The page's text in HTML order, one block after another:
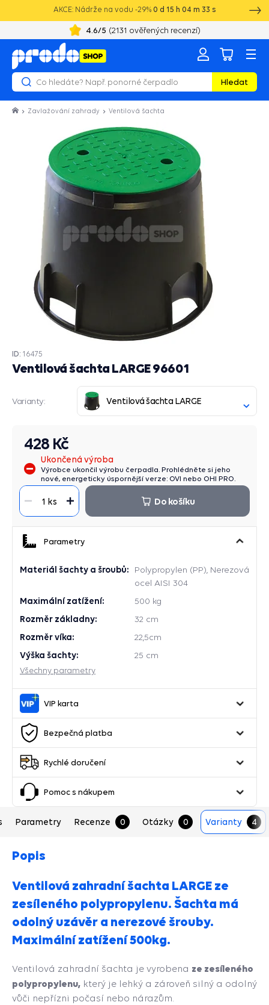
AKCE: Nádrže na vodu -29% 0 d 15 h 04 m 32 s
4.6/5 (2131 ověřených recenzí)
20 let zkušeností s vodotechnikou
Hledat
Zavlažování zahrady Ventilová šachta
Ventilová šachta LARGE 96601
ID: 16475
Varianty: Ventilová šachta LARGE
Ukončená výroba
Výrobce ukončil výrobu čerpadla. Prohlédněte si jeho
nové, energeticky úspornější verze: OVI nebo OHI PRO.
428 Kč
1 ks Do košíku
Parametry
Materiál šachty a šroubů:
Polypropylen (PP), Nerezová
ocel AISI 304
Maximální zatížení: 500 kg
Rozměr základny: 32 cm
Rozměr víka: 22,5cm
Výška šachty:
25 cm
Všechny parametry
VIP karta
Bezpečná platba
Rychlé doručení
Pomoc s nákupem
Parametry Recenze 0 Otázky 0 Varianty 4
Popis
Ventilová zahradní šachta LARGE ze
zesíleného polypropylenu. Šachta má
odolný uzávěr a nerezové šrouby.
Maximální zatížení 500kg.
Ventilová zahradní šachta je vyrobena ze zesíleného
polypropylenu, který je lehký a zároveň silný a odolný
vůči nepřízni počasí nebo nárazům.